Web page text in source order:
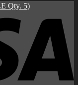
Qty. 5)